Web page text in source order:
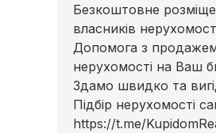
Безкоштовне
власників
Допомога з продажем
нерухомості на Ваш
Здамо швидко та
Підбір нерухомості
https://t.me/